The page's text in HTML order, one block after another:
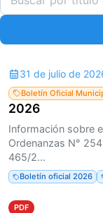
31 de julio de
Boletín Oficial
2026
Información sobre
Ordenanzas N°
465/2...
Boletín oficial 2026
PDF